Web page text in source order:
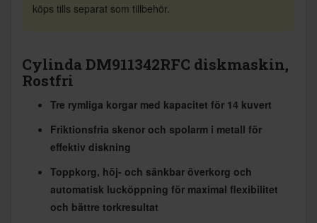
köps tills separat som tillbehör.
Cylinda DM911342RFC diskmaskin,
Rostfri
Tre rymliga korgar med kapacitet för 14 kuvert
Friktionsfria skenor och spolarm i metall för
effektiv diskning
Toppkorg, höj- och sänkbar överkorg och
automatisk lucköppning för maximal flexibilitet
och bättre torkresultat